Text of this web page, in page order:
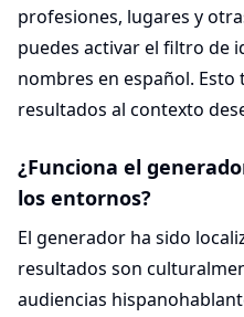
profesiones, lugares y
puedes activar el filtro de
nombres en español.
resultados al contexto
¿Funciona el
los entornos?
El generador ha sido
resultados son
audiencias